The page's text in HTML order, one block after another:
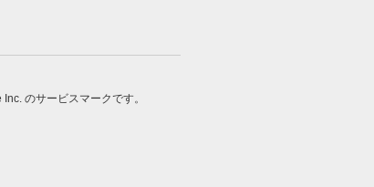
のサービスマークです。